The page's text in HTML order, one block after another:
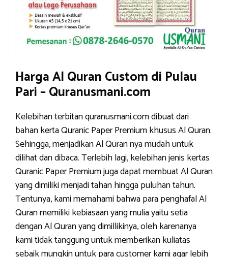
Harga Al Quran Custom di Pulau
Pari – Quranusmani.com
Kelebihan terbitan quranusmani.com dibuat dari
bahan kerta Quranic Paper Premium khusus Al Quran.
Sehingga, menjadikan Al Quran nya mudah untuk
dilihat dan dibaca. Terlebih lagi, kelebihan jenis kertas
Quranic Paper Premium juga dapat membuat Al Quran
yang dimiliki menjadi tahan hingga puluhan tahun.
Tentunya, kami memahami bahwa para penghafal Al
Quran memiliki kebiasaan yang mulia yaitu setia
dengan Al Quran yang dimillikinya, oleh karenanya
kami tidak tanggung untuk memberikan kuliatas
sebaik mungkin untuk para customer kami agar lebih